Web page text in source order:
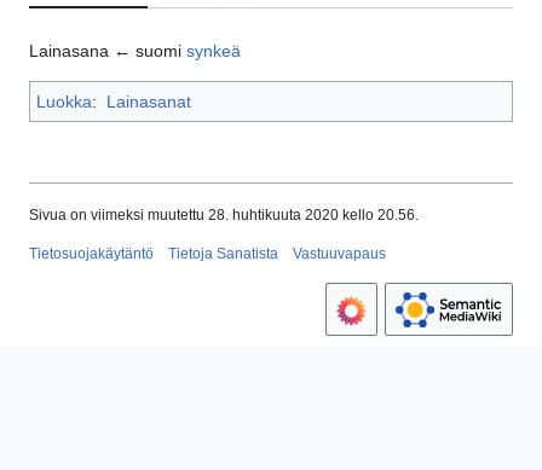
Lainasana ← suomi synkeä
Luokka: Lainasanat
Sivua on viimeksi muutettu 28. huhtikuuta 2020 kello 20.56.
Tietosuojakäytäntö Tietoja Sanatista Vastuuvapaus